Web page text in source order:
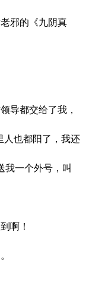
邪的《九阴真
导都交给了我，
人也都阳了，我还
我一个外号，叫
啊！